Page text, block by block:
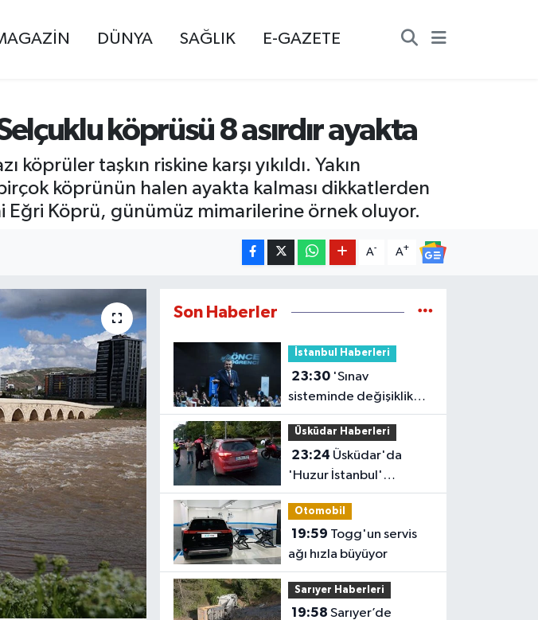
DÜNYA SAĞLIK E-GAZETE
köprüsü 8 asırdır ayakta
köprüler taşkın riskine karşı yıkıldı. Yakın
köprünün halen ayakta kalması dikkatlerden
Eğri Köprü, günümüz mimarilerine örnek oluyor.
A- A+
Son Haberler
İstanbul Haberleri
23:30'Sınav
sisteminde değişiklik
yok ama sorular
müfredata uygun hale
gelecek'
Üsküdar Haberleri
23:24
'Huzur İstanbul'
denetimi
Otomobil
19:59
ağı hızla büyüyor
Sarıyer Haberleri
19:58